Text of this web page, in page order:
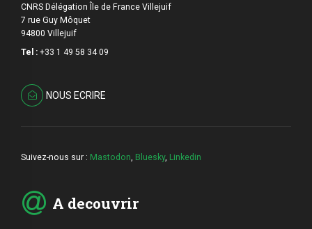
CNRS Délégation Île de France Villejuif
7 rue Guy Môquet
94800 Villejuif
Tel : +33 1 49 58 34 09
NOUS ECRIRE
Suivez-nous sur : Mastodon, Bluesky, Linkedin
A decouvrir